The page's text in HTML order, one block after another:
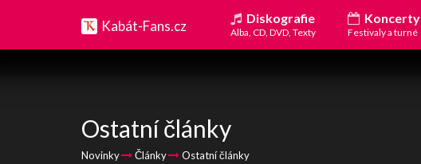
Kabát-Fans.cz Diskografie
Alba, CD, DVD, Texty
Koncerty
Festivaly a turné
Ostatní články
Novinky Články Ostatní články